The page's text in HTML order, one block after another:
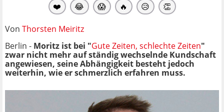
❤️ 😂 😱 🔥 😥 👏
Von Thorsten Meiritz
Berlin - Moritz ist bei "Gute Zeiten, schlechte Zeiten"
zwar nicht mehr auf ständig wechselnde Kundschaft
angewiesen, seine Abhängigkeit besteht jedoch
weiterhin, wie er schmerzlich erfahren muss.